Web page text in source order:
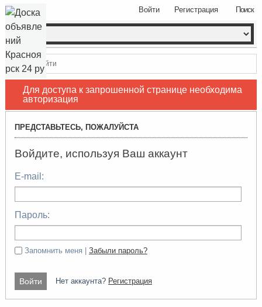
Поиск
Войти Регистрация
Войти
Для доступа к запрошенной странице необходима
авторизация
ПРЕДСТАВЬТЕСЬ, ПОЖАЛУЙСТА
Войдите, используя Ваш аккаунт
E-mail:
Пароль:
Запомнить меня | Забыли пароль?
Нет аккаунта? Регистрация